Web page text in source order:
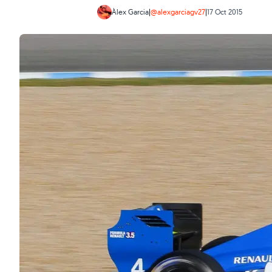
Àlex Garcia|@alexgarciagv27|17 Oct 2015